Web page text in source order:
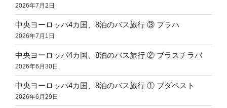
2026年7月2日
中央ヨーロッパ4カ国、8泊のバス旅行 ③ プラハ
2026年7月1日
中央ヨーロッパ4カ国、8泊のバス旅行 ② ブラスチラバ
2026年6月30日
中央ヨーロッパ4カ国、8泊のバス旅行 ① ブダペスト
2026年6月29日